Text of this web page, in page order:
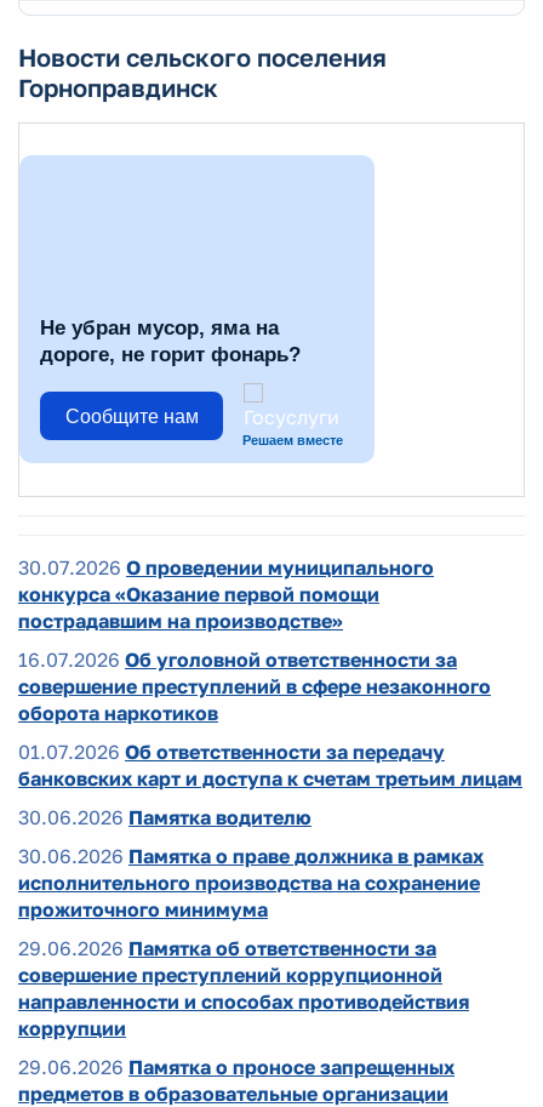
Новости сельского поселения
Горноправдинск
Не убран мусор, яма на
дороге, не горит фонарь?
Сообщите нам
Решаем вместе
30.07.2026 О проведении муниципального
конкурса «Оказание первой помощи
пострадавшим на производстве»
16.07.2026 Об уголовной ответственности за
совершение преступлений в сфере незаконного
оборота наркотиков
01.07.2026 Об ответственности за передачу
банковских карт и доступа к счетам третьим лицам
30.06.2026 Памятка водителю
30.06.2026 Памятка о праве должника в рамках
исполнительного производства на сохранение
прожиточного минимума
29.06.2026 Памятка об ответственности за
совершение преступлений коррупционной
направленности и способах противодействия
коррупции
29.06.2026 Памятка о проносе запрещенных
предметов в образовательные организации